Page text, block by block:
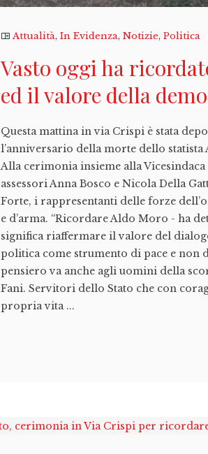
Attualità,In Evidenza,Notizie,Politica
Vasto oggi ha
ed il valore della
Questa mattina in via Crispi è stata
l’anniversario della morte dello
Alla cerimonia insieme alla
assessori Anna Bosco e Nicola Della
Forte, i rappresentanti delle forze
e d’arma. “Ricordare Aldo Moro - ha
significa riaffermare il valore del
politica come strumento di pace e non
pensiero va anche agli uomini della
Fani. Servitori dello Stato che con
propria vita ...